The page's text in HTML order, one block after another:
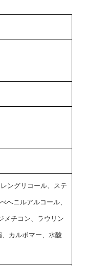
ングリコール、ステ
へニルアルコール、
メチコン、ラウリン
カルボマー、水酸